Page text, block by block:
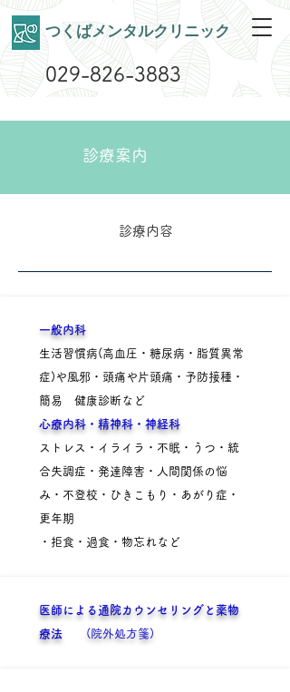
​つくばメンタルクリニック
029-826-3883
診療案内
診療内容
一般内科
生活習慣病(高血圧・糖尿病・脂質異常
症)や風邪・頭痛や片頭痛・予防接種・
簡易 健康診断など
心療内科・精神科・神経科
ストレス・イライラ・不眠・うつ・統
合失調症・発達障害・人間関係の悩
み・不登校・ひきこもり・あがり症・
更年期
・拒食・過食・物忘れなど
医師による通院カウンセリングと薬物
療法 (院外処方箋)